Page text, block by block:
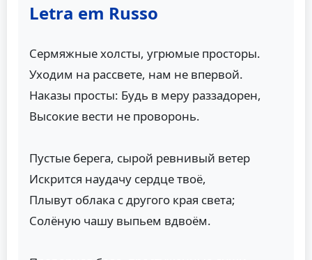
Letra em Russo
Сермяжные холсты, угрюмые просторы.
Уходим на рассвете, нам не впервой.
Наказы просты: Будь в меру раззадорен,
Высокие вести не проворонь.
Пустые берега, сырой ревнивый ветер
Искрится наудачу сердце твоё,
Плывут облака с другого края света;
Солёную чашу выпьем вдвоём.